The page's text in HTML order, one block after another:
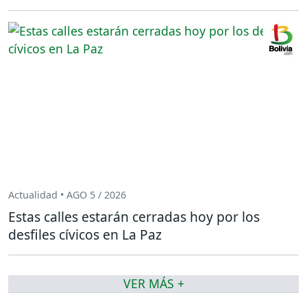
Actualidad • AGO 5 / 2026
Estas calles estarán cerradas hoy por los
desfiles cívicos en La Paz
VER MÁS +